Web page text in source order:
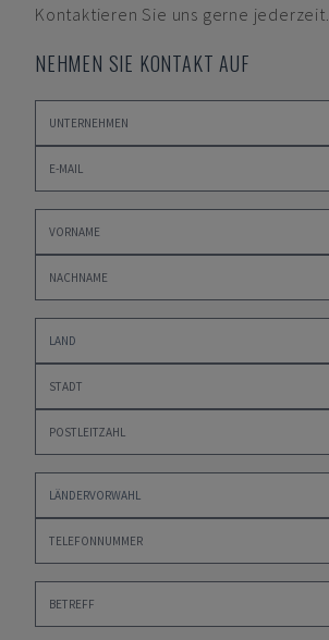
Kontaktieren Sie uns gerne jederzeit.
NEHMEN SIE KONTAKT AUF